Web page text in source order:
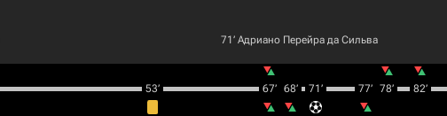
71‎’‎ Адриано Перейра да Сильва
53‎’‎ 67‎’‎ 68‎’‎ 71‎’‎ 77‎’‎ 78‎’‎ 82‎’‎